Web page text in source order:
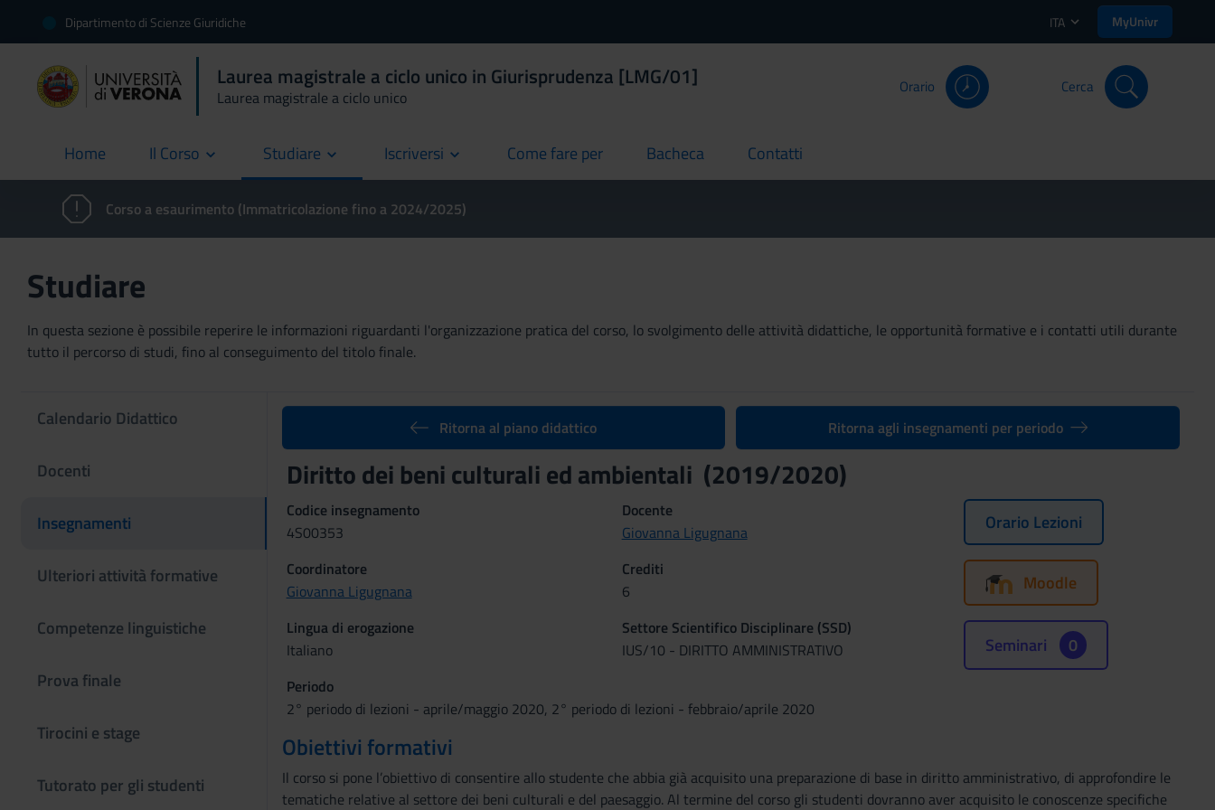
Dipartimento di Scienze Giuridiche ITA MyUnivr
Laurea magistrale a ciclo unico in Giurisprudenza [LMG/01]
Laurea magistrale a ciclo unico
Orario Cerca
Home
current Il Corso Studiare Iscriversi Come fare per
current Bacheca
current Contatti
current
Corso a esaurimento (Immatricolazione fino a 2024/2025)
Studiare
In questa sezione è possibile reperire le informazioni riguardanti l'organizzazione pratica del corso, lo svolgimento delle attività didattiche, le opportunità formative e i contatti utili durante
tutto il percorso di studi, fino al conseguimento del titolo finale.
Calendario Didattico
Docenti
Insegnamenti
Ulteriori attività formative
Competenze linguistiche
Prova finale
Tirocini e stage
Tutorato per gli studenti
Ritorna al piano didattico Ritorna agli insegnamenti per periodo
Diritto dei beni culturali ed ambientali (2019/2020)
Codice insegnamento
4S00353
Docente
Giovanna Ligugnana
Coordinatore
Giovanna Ligugnana
Crediti
6
Lingua di erogazione
Italiano
Settore Scientifico Disciplinare (SSD)
IUS/10 - DIRITTO AMMINISTRATIVO
Periodo
2° periodo di lezioni - aprile/maggio 2020, 2° periodo di lezioni - febbraio/aprile 2020
Orario Lezioni
Moodle
Seminari 0
Obiettivi formativi
Il corso si pone l’obiettivo di consentire allo studente che abbia già acquisito una preparazione di base in diritto amministrativo, di approfondire le
tematiche relative al settore dei beni culturali e del paesaggio. Al termine del corso gli studenti dovranno aver acquisito le conoscenze specifiche